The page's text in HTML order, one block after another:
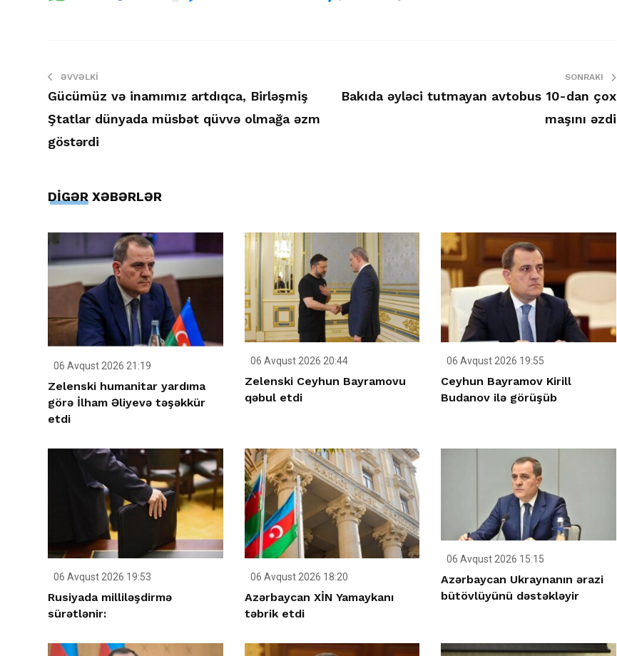
ƏVVƏLKI
Gücümüz və inamımız artdıqca, Birləşmiş
Ştatlar dünyada müsbət qüvvə olmağa əzm
göstərdi
SONRAKI
Bakıda əyləci tutmayan avtobus 10-dan çox
maşını əzdi
DİGƏR XƏBƏRLƏR
06 Avqust 2026 21:19
Zelenski humanitar yardıma
görə İlham Əliyevə təşəkkür
etdi
06 Avqust 2026 20:44
Zelenski Ceyhun Bayramovu
qəbul etdi
06 Avqust 2026 19:55
Ceyhun Bayramov Kirill
Budanov ilə görüşüb
06 Avqust 2026 19:53
Rusiyada milliləşdirmə
sürətlənir:
06 Avqust 2026 18:20
Azərbaycan XİN Yamaykanı
təbrik etdi
06 Avqust 2026 15:15
Azərbaycan Ukraynanın ərazi
bütövlüyünü dəstəkləyir